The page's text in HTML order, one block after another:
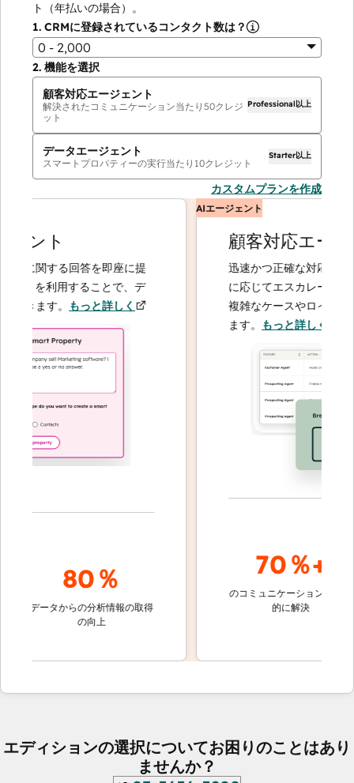
ト（年払いの場合）。
1. CRMに登録されているコンタクト数は？
0 - 2,000
2. 機能を選択
顧客対応エージェント
解決されたコミュニケーション当たり 50クレジ
ット
Professional以上
データエージェント
スマートプロパティーの実行当たり 10クレジット
Starter以上
カスタムプランを作成
ント
関する回答を即座に提
を利用することで、デ
ます。もっと詳しく
80％
データからの分析情報の取得
の向上
AIエージェント
顧客対応エージェ
迅速かつ正確な対応で問い
に応じてエスカレーション
複雑なケースやロイヤルテ
ます。もっと詳しく
70％+
のコミュニケーションを自動
的に解決
エディションの選択についてお困りのことはあり
ませんか？